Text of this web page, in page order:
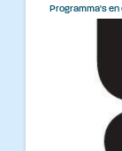
Programma's